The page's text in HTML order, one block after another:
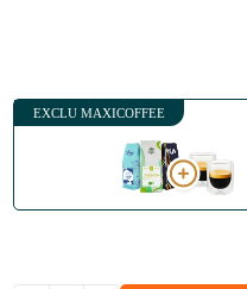
EXCLU MAXICOFFEE